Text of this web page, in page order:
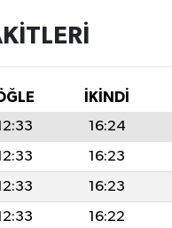
İKINDI
16:24
16:23
16:23
16:22